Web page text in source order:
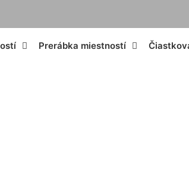
Prerábka miestností